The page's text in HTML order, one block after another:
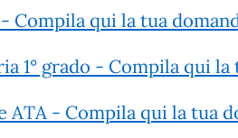
Compila qui la tua
1° grado - Compila qui la
ATA - Compila qui la tua